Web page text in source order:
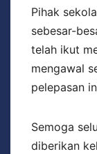
Pihak
sebesar-
telah ikut
mengawal
pelepasan
Semoga
diberikan